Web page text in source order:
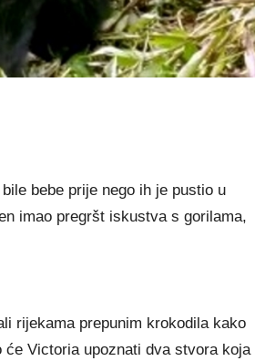
bebe prije nego ih je pustio u
imao pregršt iskustva s gorilama,
rijekama prepunim krokodila kako
Victoria upoznati dva stvora koja